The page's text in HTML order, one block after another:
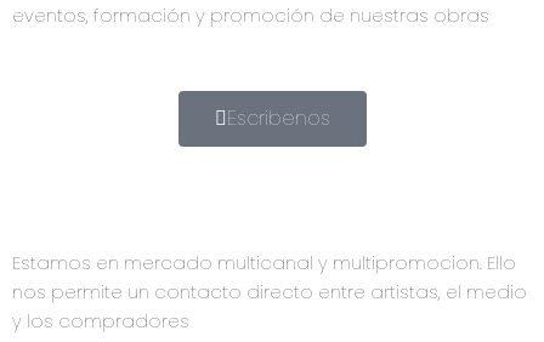
eventos, formación y promoción de nuestras obras
Escribenos
Estamos en mercado multicanal y multipromocion. Ello
nos permite un contacto directo entre artistas, el medio
y los compradores